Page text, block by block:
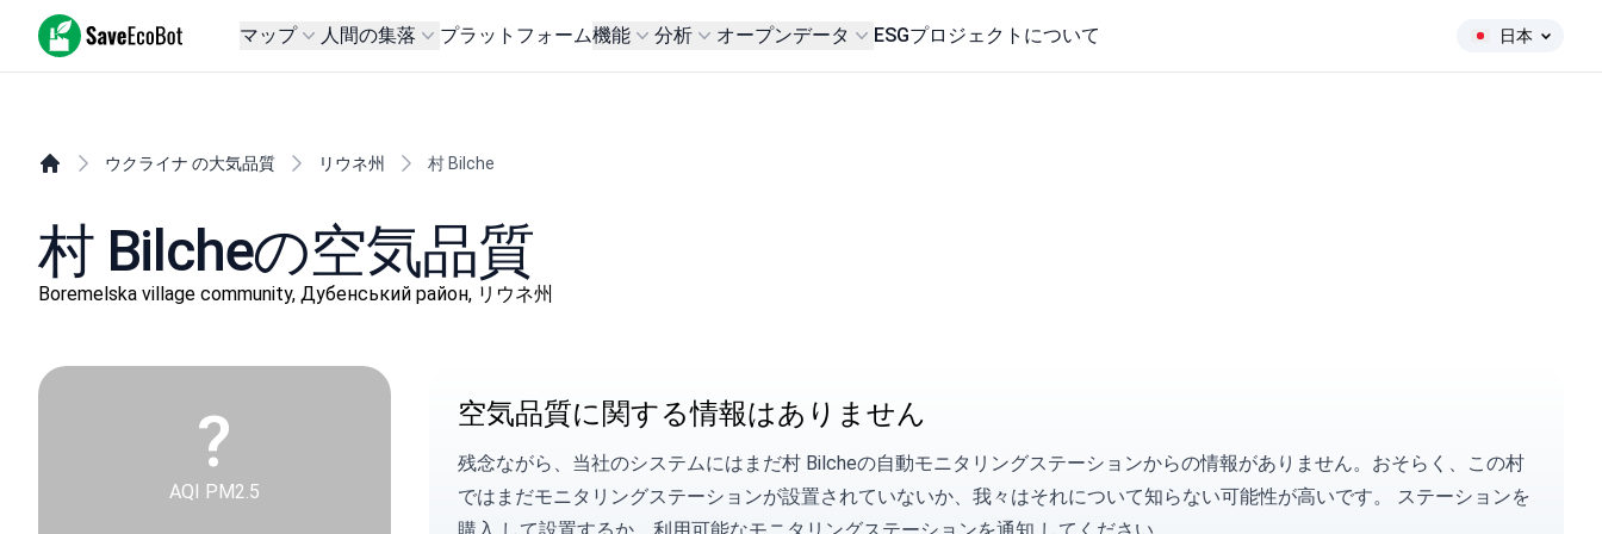
SaveEcoBot マップ 人間の集落 プラットフォーム機能 分析 オープンデータ ESGプロジェクトについて 日本
ウクライナ の大気品質 リウネ州 村 Bilche
村 Bilcheの空気品質
Boremelska village community, Дубенський район, リウネ州
?
AQI PM2.5
空気品質に関する情報はありません
残念ながら、当社のシステムにはまだ村 Bilcheの自動モニタリングステーションからの情報がありません。おそらく、この村
ではまだモニタリングステーションが設置されていないか、我々はそれについて知らない可能性が高いです。 ステーションを